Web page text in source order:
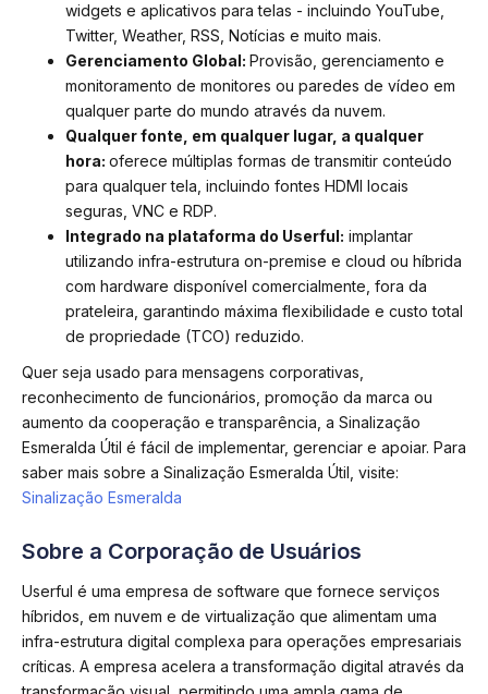
widgets e aplicativos para telas - incluindo YouTube,
Twitter, Weather, RSS, Notícias e muito mais.
Gerenciamento Global: Provisão, gerenciamento e
monitoramento de monitores ou paredes de vídeo em
qualquer parte do mundo através da nuvem.
Qualquer fonte, em qualquer lugar, a qualquer
hora: oferece múltiplas formas de transmitir conteúdo
para qualquer tela, incluindo fontes HDMI locais
seguras, VNC e RDP.
Integrado na plataforma do Userful: implantar
utilizando infra-estrutura on-premise e cloud ou híbrida
com hardware disponível comercialmente, fora da
prateleira, garantindo máxima flexibilidade e custo total
de propriedade (TCO) reduzido.
Quer seja usado para mensagens corporativas,
reconhecimento de funcionários, promoção da marca ou
aumento da cooperação e transparência, a Sinalização
Esmeralda Útil é fácil de implementar, gerenciar e apoiar. Para
saber mais sobre a Sinalização Esmeralda Útil, visite:
Sinalização Esmeralda
Sobre a Corporação de Usuários
Userful é uma empresa de software que fornece serviços
híbridos, em nuvem e de virtualização que alimentam uma
infra-estrutura digital complexa para operações empresariais
críticas. A empresa acelera a transformação digital através da